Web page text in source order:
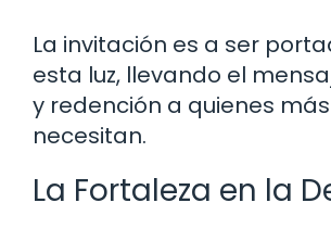
La invitación es a ser
esta luz, llevando el
y redención a quienes
necesitan.
La Fortaleza en la